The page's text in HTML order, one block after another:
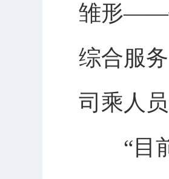
雏形——
综合服
司乘人员
“目前